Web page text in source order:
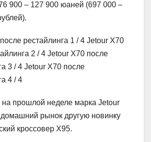
900 – 127 900 юаней (697 000 –
рестайлинга 1 / 4 Jetour X70
2 / 4 Jetour X70 после
3 / 4 Jetour X70 после
4 / 4
прошлой неделе марка Jetour
рынок другую новинку
кроссовер X95.